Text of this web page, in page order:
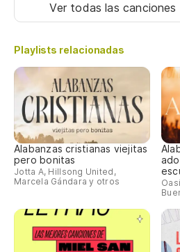
Ver todas las canciones
Playlists relacionadas
Alabanzas cristianas viejitas
pero bonitas
Jotta A, Hillsong United,
Marcela Gándara y otros